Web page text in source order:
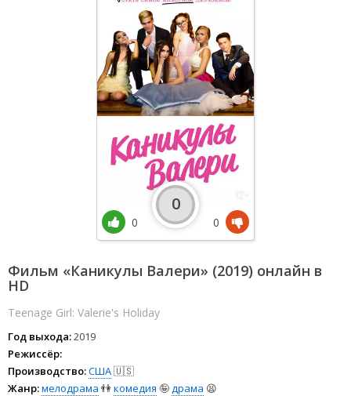
Фильм «Каникулы Валери» (2019) онлайн в
HD
Teenage Girl: Valerie's Holiday
Год выхода:2019
Режиссёр:
Производство:США🇺🇸
Жанр:мелодрама 👫комедия 🤪драма 😫
0
0
0